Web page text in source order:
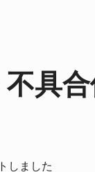
具
しました